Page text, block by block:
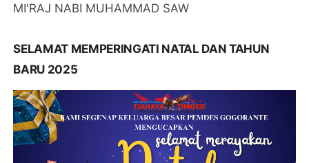
MI'RAJ NABI MUHAMMAD SAW
SELAMAT MEMPERINGATI NATAL DAN TAHUN
BARU 2025